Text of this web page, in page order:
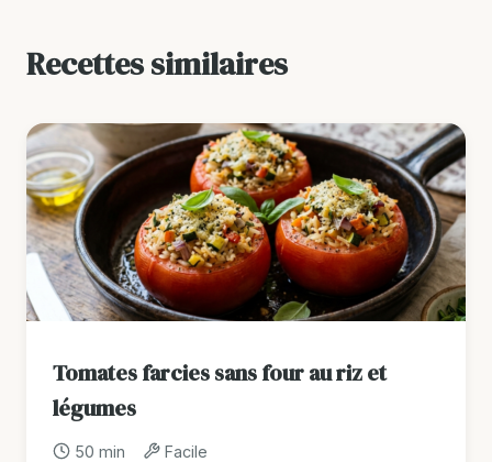
Recettes similaires
Tomates farcies sans four au riz et
légumes
50 min Facile